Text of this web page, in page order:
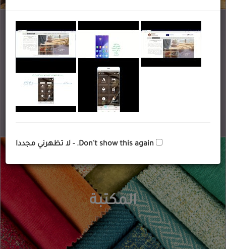
معلومات عن
السوق
المكتبة
Don't show this again. - لا تظهرني مجددا